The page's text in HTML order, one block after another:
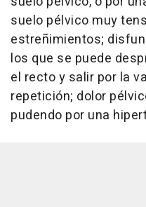
suelo pélvico muy
estreñimientos;
los que se puede
el recto y salir por la
repetición; dolor
pudendo por una